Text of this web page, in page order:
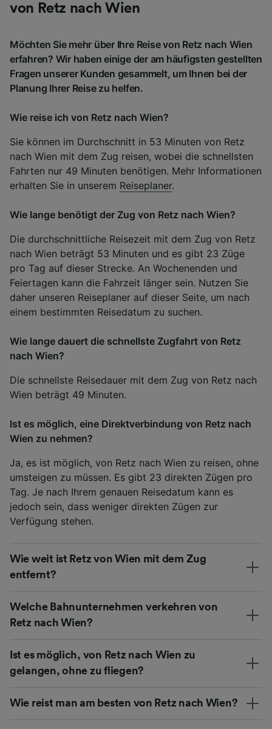
von Retz nach Wien
Möchten Sie mehr über Ihre Reise von Retz nach Wien
erfahren? Wir haben einige der am häufigsten gestellten
Fragen unserer Kunden gesammelt, um Ihnen bei der
Planung Ihrer Reise zu helfen.
Wie reise ich von Retz nach Wien?
Sie können im Durchschnitt in 53 Minuten von Retz
nach Wien mit dem Zug reisen, wobei die schnellsten
Fahrten nur 49 Minuten benötigen. Mehr Informationen
erhalten Sie in unserem Reiseplaner.
Wie lange benötigt der Zug von Retz nach Wien?
Die durchschnittliche Reisezeit mit dem Zug von Retz
nach Wien beträgt 53 Minuten und es gibt 23 Züge
pro Tag auf dieser Strecke. An Wochenenden und
Feiertagen kann die Fahrzeit länger sein. Nutzen Sie
daher unseren Reiseplaner auf dieser Seite, um nach
einem bestimmten Reisedatum zu suchen.
Wie lange dauert die schnellste Zugfahrt von Retz
nach Wien?
Die schnellste Reisedauer mit dem Zug von Retz nach
Wien beträgt 49 Minuten.
Ist es möglich, eine Direktverbindung von Retz nach
Wien zu nehmen?
Ja, es ist möglich, von Retz nach Wien zu reisen, ohne
umsteigen zu müssen. Es gibt 23 direkten Zügen pro
Tag. Je nach Ihrem genauen Reisedatum kann es
jedoch sein, dass weniger direkten Zügen zur
Verfügung stehen.
Wie weit ist Retz von Wien mit dem Zug
entfernt?
Welche Bahnunternehmen verkehren von
Retz nach Wien?
Ist es möglich, von Retz nach Wien zu
gelangen, ohne zu fliegen?
Wie reist man am besten von Retz nach Wien?